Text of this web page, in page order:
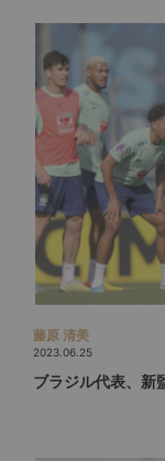
藤原 清美
2023.06.25
ブラジル代表、新